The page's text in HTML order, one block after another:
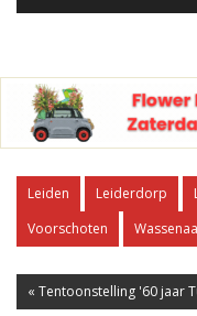
Leiden Leiderdorp
Voorschoten
« Tentoonstelling '60 jaar